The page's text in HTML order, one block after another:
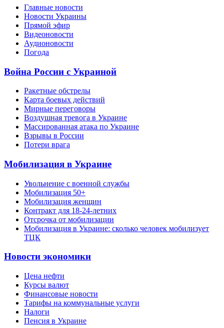
Главные новости
Новости Украины
Прямой эфир
Видеоновости
Аудионовости
Погода
Война России с Украиной
Ракетные обстрелы
Карта боевых действий
Мирные переговоры
Воздушная тревога в Украине
Массированная атака по Украине
Взрывы в России
Потери врага
Мобилизация в Украине
Увольнение с военной службы
Мобилизация 50+
Мобилизация женщин
Контракт для 18-24-летних
Отсрочка от мобилизации
Мобилизация в Украине: сколько человек мобилизует
ТЦК
Новости экономики
Цена нефти
Курсы валют
Финансовые новости
Тарифы на коммунальные услуги
Налоги
Пенсия в Украине